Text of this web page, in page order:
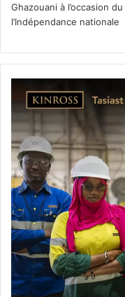
Ghazouani à l’occasion
l’Indépendance nationale